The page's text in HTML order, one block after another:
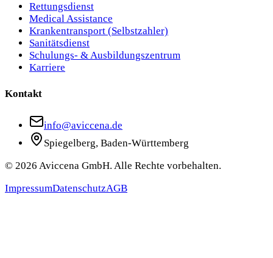
Rettungsdienst
Medical Assistance
Krankentransport (Selbstzahler)
Sanitätsdienst
Schulungs- & Ausbildungszentrum
Karriere
Kontakt
info@aviccena.de
Spiegelberg, Baden-Württemberg
© 2026 Aviccena GmbH. Alle Rechte vorbehalten.
ImpressumDatenschutzAGB